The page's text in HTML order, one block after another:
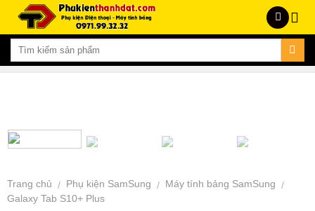
content
Trang chủ / Phụ kiện SamSung / Máy tính bảng SamSung
/
Galaxy Tab S10+ Plus